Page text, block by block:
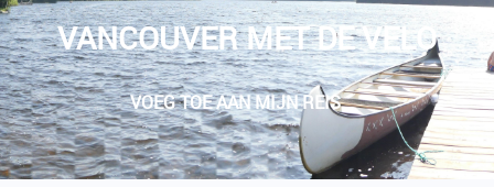
VANCOUVER MET DE VELO
VOEG TOE AAN MIJN REIS